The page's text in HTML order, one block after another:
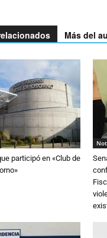
Más del
participó en «Club de